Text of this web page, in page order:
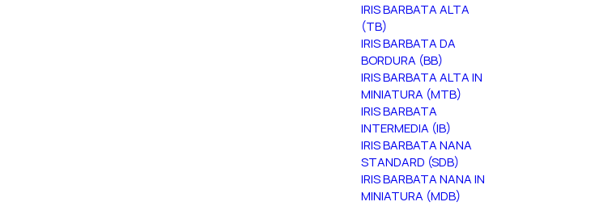
IRIS BARBATA ALTA
(TB)
IRIS BARBATA DA
BORDURA (BB)
IRIS BARBATA ALTA IN
MINIATURA (MTB)
IRIS BARBATA
INTERMEDIA (IB)
IRIS BARBATA NANA
STANDARD (SDB)
IRIS BARBATA NANA IN
MINIATURA (MDB)